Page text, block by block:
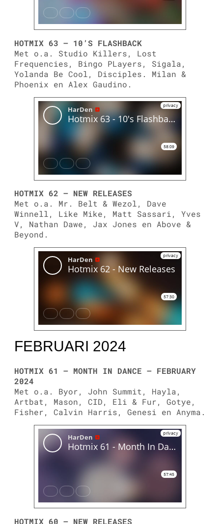
HOTMIX 63 – 10’S FLASHBACK
Met o.a. Studio Killers, Lost
Frequencies, Bingo PLayers, Sigala,
Yolanda Be Cool, Disciples. Milan &
Phoenix en Alex Gaudino.
HOTMIX 62 – NEW RELEASES
Met o.a. Mr. Belt & Wezol, Dave
Winnell, Like Mike, Matt Sassari, Yves
V, Nathan Dawe, Jax Jones en Above &
Beyond.
FEBRUARI 2024
HOTMIX 61 – MONTH IN DANCE – FEBRUARY
2024
Met o.a. Byor, John Summit, Hayla,
Artbat, Mason, CID, Eli & Fur, Gotye,
Fisher, Calvin Harris, Genesi en Anyma.
HOTMIX 60 – NEW RELEASES